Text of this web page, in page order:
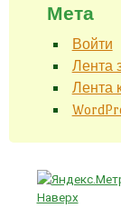
Мета
Войти
Лента
Лента
Наверх